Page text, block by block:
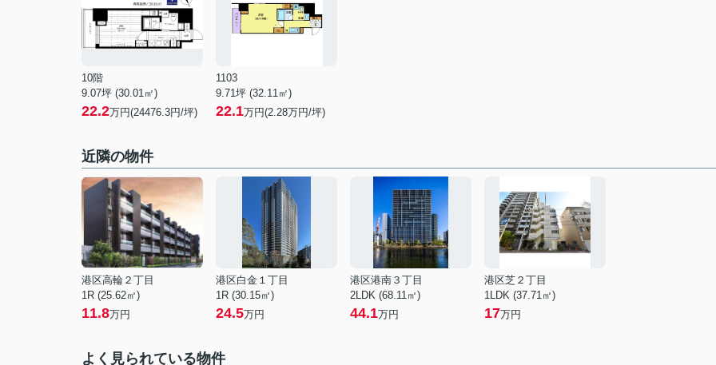
10階
9.07坪 (30.01㎡)
22.2万円(24476.3円/坪)
1103
9.71坪 (32.11㎡)
22.1万円(2.28万円/坪)
近隣の物件
港区高輪２丁目
1R (25.62㎡)
11.8万円
港区白金１丁目
1R (30.15㎡)
24.5万円
港区港南３丁目
2LDK (68.11㎡)
44.1万円
港区芝２丁目
1LDK (37.71㎡)
17万円
よく見られている物件